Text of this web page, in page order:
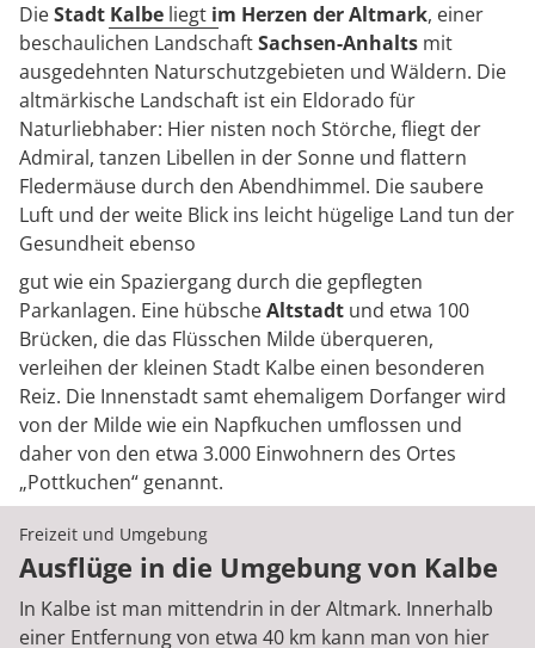
DieStadt Kalbe liegt im Herzen der Altmark, einer
beschaulichen LandschaftSachsen-Anhalts mit
ausgedehnten Naturschutzgebieten und Wäldern. Die
altmärkische Landschaft ist ein Eldorado für
Naturliebhaber: Hier nisten noch Störche, fliegt der
Admiral, tanzen Libellen in der Sonne und flattern
Fledermäuse durch den Abendhimmel. Die saubere
Luft und der weite Blick ins leicht hügelige Land tun der
Gesundheit ebenso
gut wie ein Spaziergang durch die gepflegten
Parkanlagen. Eine hübscheAltstadt und etwa 100
Brücken, die das Flüsschen Milde überqueren,
verleihen der kleinen Stadt Kalbe einen besonderen
Reiz. Die Innenstadt samt ehemaligem Dorfanger wird
von der Milde wie ein Napfkuchen umflossen und
daher von den etwa 3.000 Einwohnern des Ortes
„Pottkuchen“ genannt.
Freizeit und Umgebung
Ausflüge in die Umgebung von Kalbe
In Kalbe ist man mittendrin in der Altmark. Innerhalb
einer Entfernung von etwa 40 km kann man von hier